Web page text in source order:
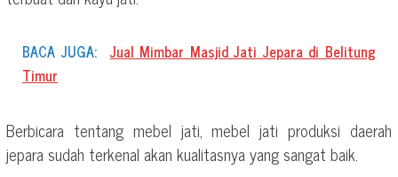
BACA JUGA: Jual Mimbar Masjid Jati Jepara di Belitung
Timur
Berbicara tentang mebel jati, mebel jati produksi daerah
jepara sudah terkenal akan kualitasnya yang sangat baik.